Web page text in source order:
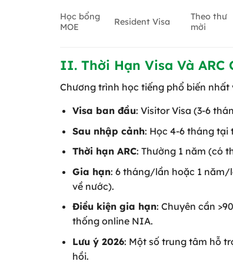
Học bổng
MOE
Resident Visa
Theo thư
mời
II. Thời Hạn Visa Và ARC
Chương trình học tiếng phổ biến nhất
Visa ban đầu: Visitor Visa (3-6
Sau nhập cảnh: Học 4-6 tháng tại
Thời hạn ARC: Thường 1 năm (có
Gia hạn: 6 tháng/lần hoặc 1 năm/
về nước).
Điều kiện gia hạn: Chuyên cần
thống online NIA.
Lưu ý 2026: Một số trung tâm hỗ
hồi.